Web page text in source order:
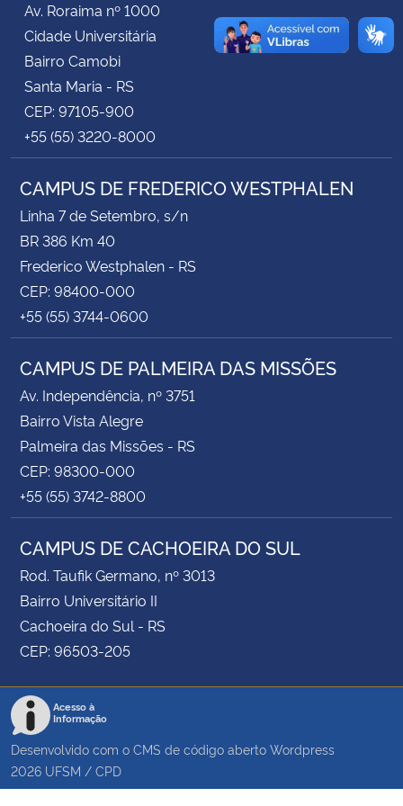
Secretaria-Geral
Secretaria de Governo
Gabinete de Segurança Institucional
Advocacia-Geral da União
Av. Roraima nº 1000
Cidade Universitária
Bairro Camobi
Santa Maria - RS
CEP: 97105-900
+55 (55) 3220-8000
CAMPUS DE FREDERICO WESTPHALEN
Linha 7 de Setembro, s/n
BR 386 Km 40
Frederico Westphalen - RS
CEP: 98400-000
+55 (55) 3744-0600
CAMPUS DE PALMEIRA DAS MISSÕES
Av. Independência, nº 3751
Bairro Vista Alegre
Palmeira das Missões - RS
CEP: 98300-000
+55 (55) 3742-8800
CAMPUS DE CACHOEIRA DO SUL
Rod. Taufik Germano, nº 3013
Bairro Universitário II
Cachoeira do Sul - RS
CEP: 96503-205
Acesso à
Informação
Desenvolvido com o CMS de código aberto Wordpress
2026 UFSM / CPD